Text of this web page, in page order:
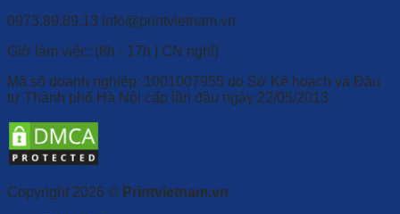
0973.89.89.13 info@printvietnam.vn
​Giờ làm việc: (8h - 17h | CN nghỉ)
Mã số doanh nghiệp: 1001007955 do Sở Kế hoạch và Đầu
tư Thành phố Hà Nội cấp lần đầu ngày 22/05/2013
Copyright 2026 © Printvietnam.vn